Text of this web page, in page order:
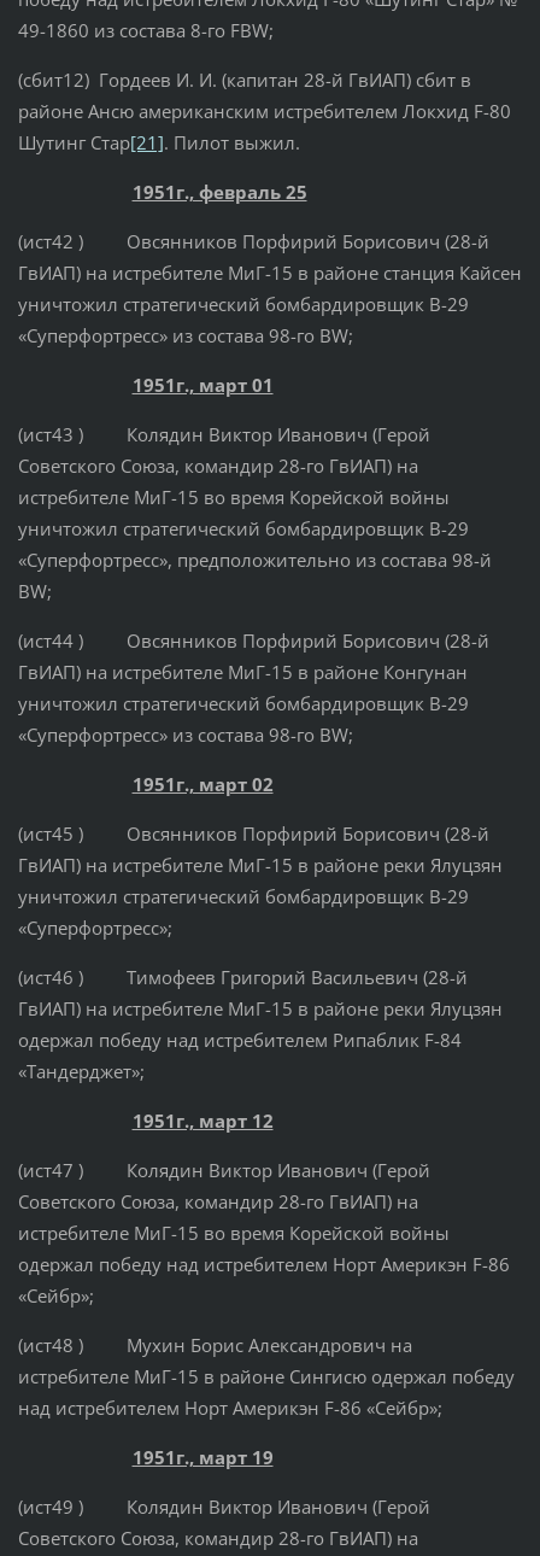
49-1860 из состава 8-го FBW;
(сбит12) Гордеев И. И. (капитан 28-й ГвИАП) сбит в
районе Ансю американским истребителем Локхид F-80
Шутинг Стар[21]. Пилот выжил.
1951г., февраль 25
(ист42 ) Овсянников Порфирий Борисович (28-й
ГвИАП) на истребителе МиГ-15 в районе станция Кайсен
уничтожил стратегический бомбардировщик B-29
«Суперфортресс» из состава 98-го BW;
1951г., март 01
(ист43 ) Колядин Виктор Иванович (Герой
Советского Союза, командир 28-го ГвИАП) на
истребителе МиГ-15 во время Корейской войны
уничтожил стратегический бомбардировщик B-29
«Суперфортресс», предположительно из состава 98-й
BW;
(ист44 ) Овсянников Порфирий Борисович (28-й
ГвИАП) на истребителе МиГ-15 в районе Конгунан
уничтожил стратегический бомбардировщик B-29
«Суперфортресс» из состава 98-го BW;
1951г., март 02
(ист45 ) Овсянников Порфирий Борисович (28-й
ГвИАП) на истребителе МиГ-15 в районе реки Ялуцзян
уничтожил стратегический бомбардировщик B-29
«Суперфортресс»;
(ист46 ) Тимофеев Григорий Васильевич (28-й
ГвИАП) на истребителе МиГ-15 в районе реки Ялуцзян
одержал победу над истребителем Рипаблик F-84
«Тандерджет»;
1951г., март 12
(ист47 ) Колядин Виктор Иванович (Герой
Советского Союза, командир 28-го ГвИАП) на
истребителе МиГ-15 во время Корейской войны
одержал победу над истребителем Норт Америкэн F-86
«Сейбр»;
(ист48 ) Мухин Борис Александрович на
истребителе МиГ-15 в районе Сингисю одержал победу
над истребителем Норт Америкэн F-86 «Сейбр»;
1951г., март 19
(ист49 ) Колядин Виктор Иванович (Герой
Советского Союза, командир 28-го ГвИАП) на